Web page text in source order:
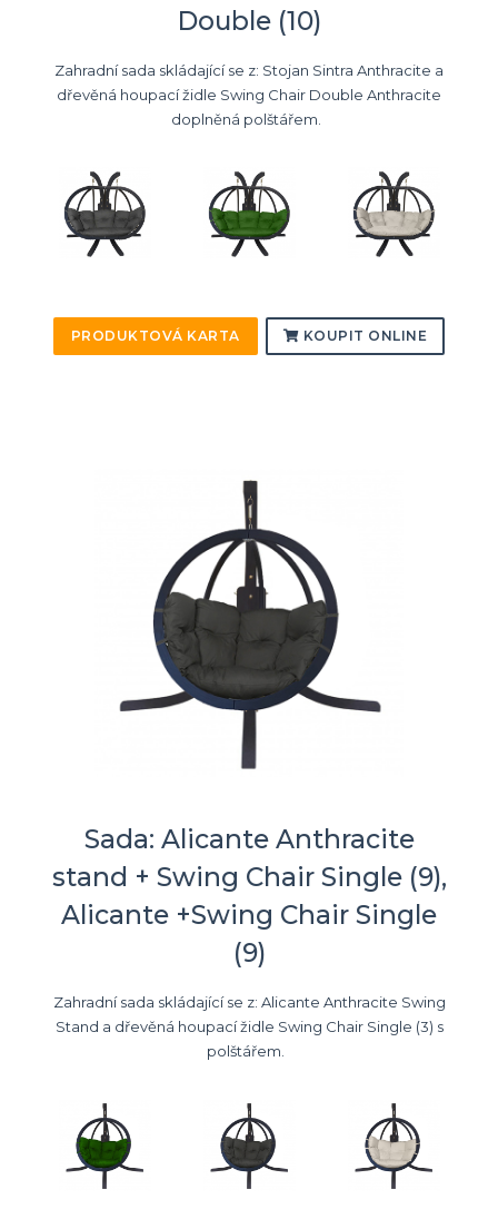
Double (10)
Zahradní sada skládající se z: Stojan Sintra Anthracite a
dřevěná houpací židle Swing Chair Double Anthracite
doplněná polštářem.
PRODUKTOVÁ KARTA KOUPIT ONLINE
Sada: Alicante Anthracite
stand + Swing Chair Single (9),
Alicante +Swing Chair Single
(9)
Zahradní sada skládající se z: Alicante Anthracite Swing
Stand a dřevěná houpací židle Swing Chair Single (3) s
polštářem.